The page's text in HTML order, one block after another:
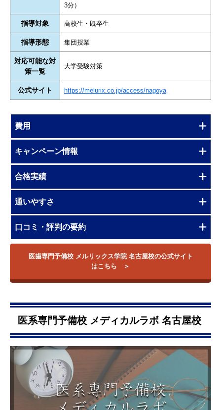
3分）
指導対象 高校生・既卒生
指導形態 集団授業
対応可能な対
策一覧
大学受験対策
公式サイト https://melurix.co.jp/access/nagoya
費用
キャンペーン情報
合格実績
通いやすさ
口コミ・評判の要約
医歯専門予備校 メルリックス学院 名古屋校の公式サイト
はこちら
医系専門予備校 メディカルラボ 名古屋校